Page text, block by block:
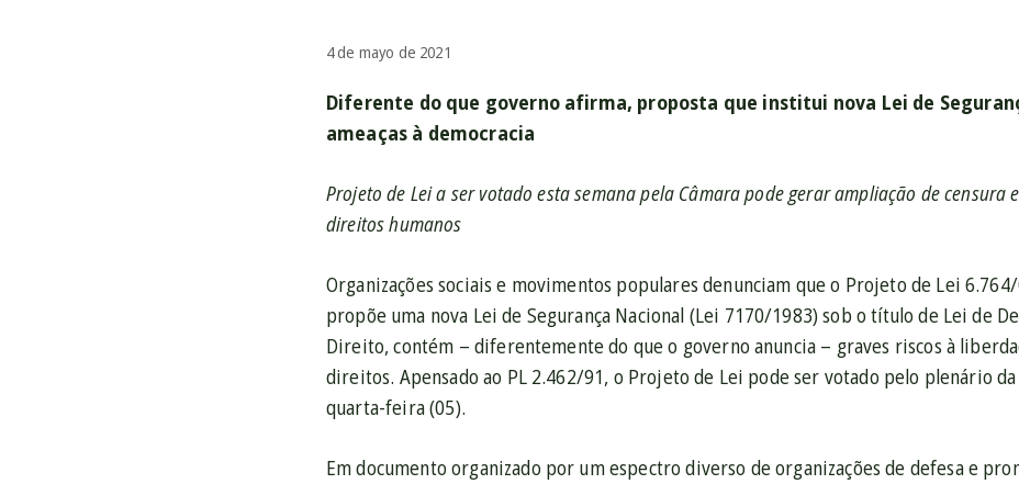
4 de mayo de 2021
Diferente do que governo afirma, proposta que institui nova Lei de
ameaças à democracia
Projeto de Lei a ser votado esta semana pela Câmara pode gerar ampliação de censura
direitos humanos
Organizações sociais e movimentos populares denunciam que o Projeto de Lei
propõe uma nova Lei de Segurança Nacional (Lei 7170/1983) sob o título de Lei de
Direito, contém – diferentemente do que o governo anuncia – graves riscos à
direitos. Apensado ao PL 2.462/91, o Projeto de Lei pode ser votado pelo plenário
quarta-feira (05).
Em documento organizado por um espectro diverso de organizações de defesa e